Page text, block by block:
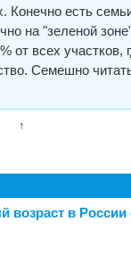
Конечно есть
на "зеленой
от всех участков,
Семешно
↑
возраст в России